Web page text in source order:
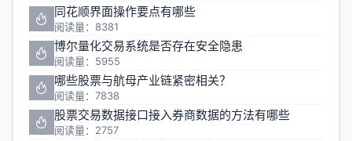
同花顺界面操作要点有哪些
阅读量：8381
博尔量化交易系统是否存在安全隐患
阅读量：5955
哪些股票与航母产业链紧密相关？
阅读量：7838
股票交易数据接口接入券商数据的方法有哪些
阅读量：2757